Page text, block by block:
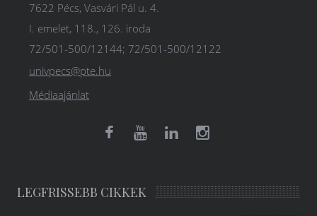
7622 Pécs, Vasvári Pál u. 4.
I. emelet, 118., 126. iroda
72/501-500/12144; 72/501-500/12122
univpecs@pte.hu
Médiaajánlat
LEGFRISSEBB CIKKEK